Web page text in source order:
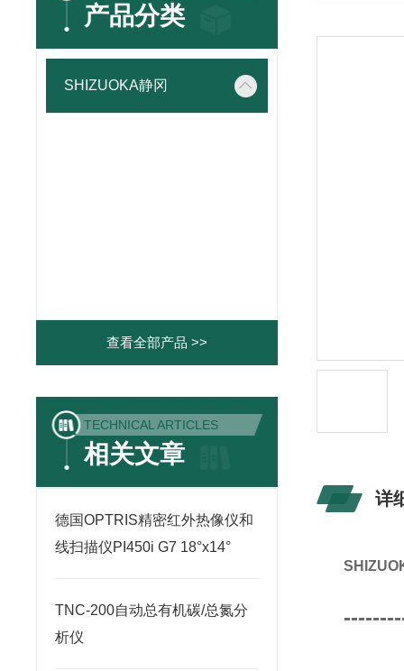
产品分类
SHIZUOKA静冈
查看全部产品 >>
TECHNICAL ARTICLES
相关文章
德国OPTRIS精密红外热像仪和
线扫描仪PI450i G7 18°x14°
TNC-200自动总有机碳/总氮分
析仪
详